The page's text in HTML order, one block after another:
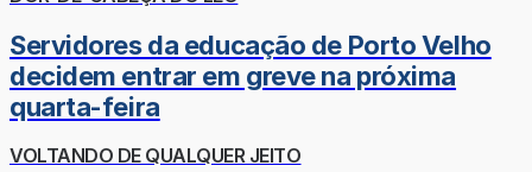
Servidores da educação de Porto Velho
decidem entrar em greve na próxima
quarta-feira
VOLTANDO DE QUALQUER JEITO